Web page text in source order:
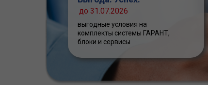
выгодные условия на
комплекты системы ГАРАНТ,
блоки и сервисы
до 31.07.2026